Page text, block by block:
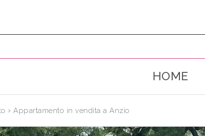
HOME
› Appartamento in vendita a Anzio